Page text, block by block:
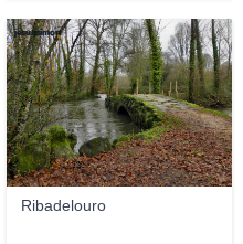
Ribadelouro
jesussimon